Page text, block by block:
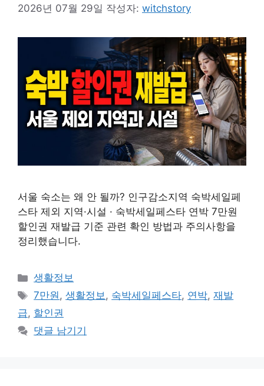
2026년 07월 29일 작성자: witchstory
서울 숙소는 왜 안 될까? 인구감소지역 숙박세일페
스타 제외 지역·시설 · 숙박세일페스타 연박 7만원
할인권 재발급 기준 관련 확인 방법과 주의사항을
정리했습니다.
카
테
리
생활정보
태
그
7만원,생활정보, 숙박세일페스타, 연박,재발
급, 할인권
댓글 남기기